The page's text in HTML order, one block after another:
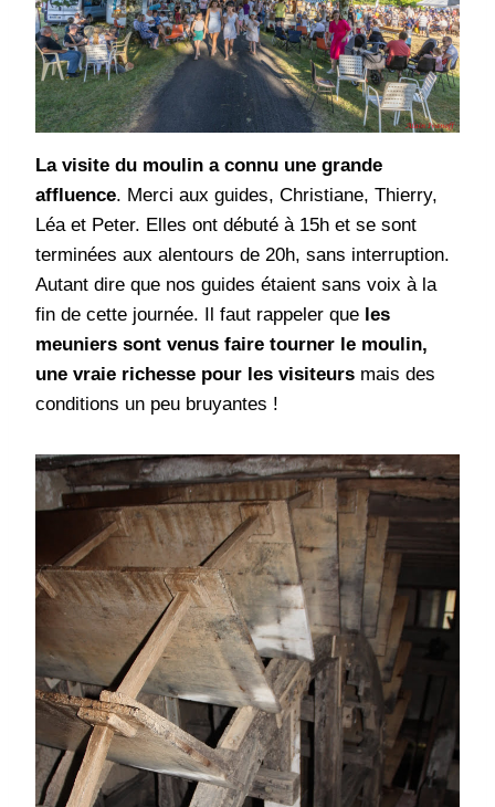
La visite du moulin a connu une grande
affluence. Merci aux guides, Christiane, Thierry,
Léa et Peter. Elles ont débuté à 15h et se sont
terminées aux alentours de 20h, sans interruption.
Autant dire que nos guides étaient sans voix à la
fin de cette journée. Il faut rappeler que les
meuniers sont venus faire tourner le moulin,
une vraie richesse pour les visiteurs mais des
conditions un peu bruyantes !